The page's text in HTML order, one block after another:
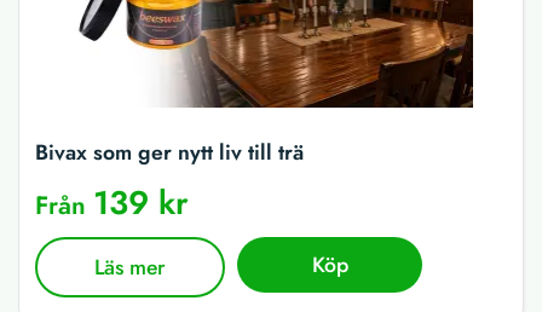
Bivax som ger nytt liv till trä
Från 139 kr
Läs mer Köp